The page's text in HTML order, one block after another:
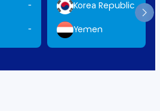
-
-
Korea Republic
Yemen